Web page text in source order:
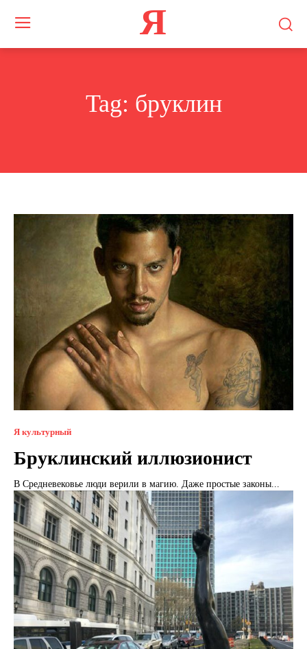
Я
Tag: бруклин
Я культурный
Бруклинский иллюзионист
В Средневековье люди верили в магию. Даже простые законы...